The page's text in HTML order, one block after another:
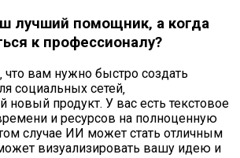
лучший помощник‚ а когда
к профессионалу?
что вам нужно быстро создать
социальных сетей‚
продукт. У вас есть текстовое
и ресурсов на полноценную
случае ИИ может стать отличным
визуализировать вашу идею и